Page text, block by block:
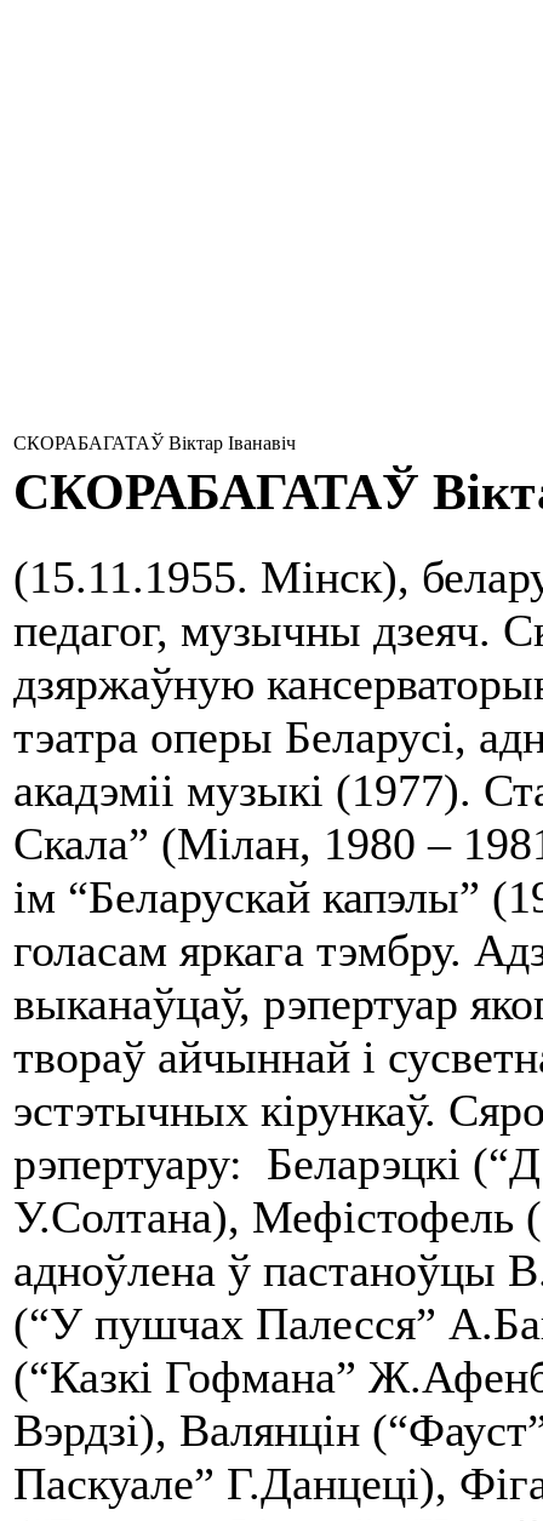
СКОРАБАГАТАЎ Віктар Іванавіч
СКОРАБАГАТАЎ
(15.11.1955. Мінск),
педагог, музычны дзеяч.
дзяржаўную
тэатра оперы Беларусі,
акадэміі музыкі (1977).
Скала” (Мілан, 1980 –
ім “Беларускай капэлы”
голасам яркага тэмбру.
выканаўцаў, рэпертуар
твораў айчыннай і
эстэтычных кірункаў.
рэпертуару: Беларэцкі
У.Солтана), Мефістофель
адноўлена ў пастаноўцы
(“У пушчах Палесся”
(“Казкі Гофмана”
Вэрдзі), Валянцін
Паскуале” Г.Данцеці),